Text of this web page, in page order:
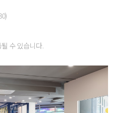
수 있습니다.